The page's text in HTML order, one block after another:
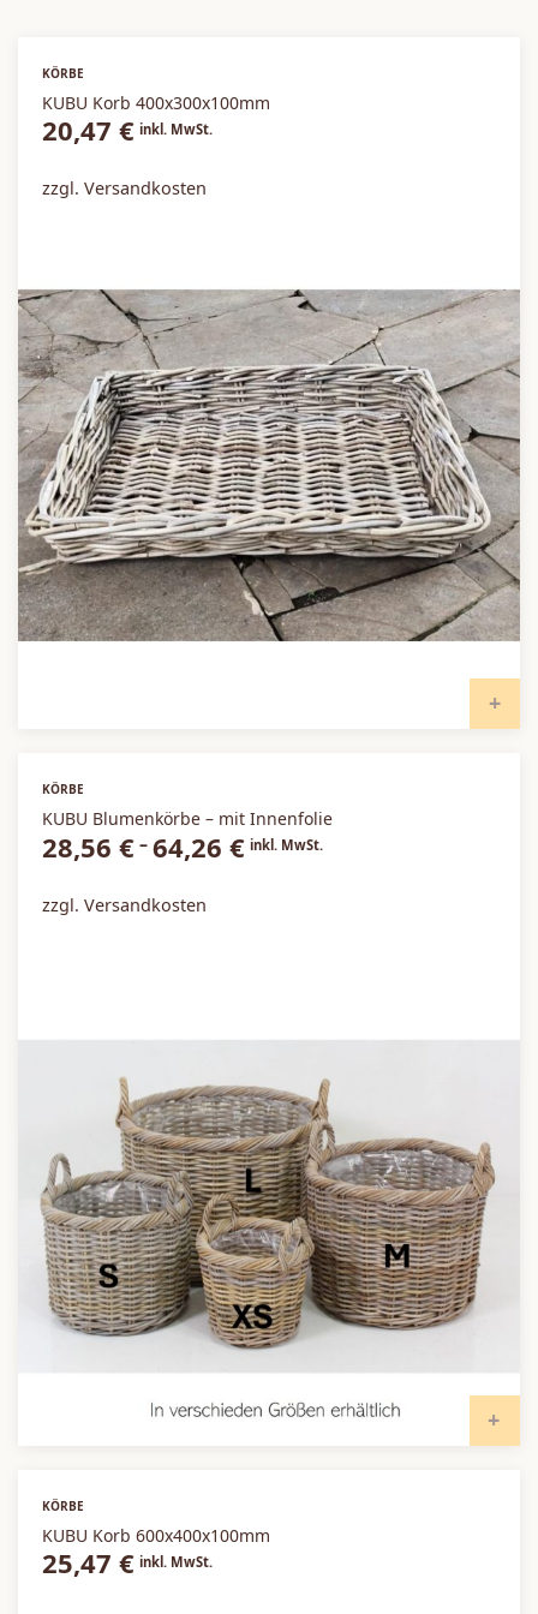
KÖRBE
KUBU Korb 400x300x100mm
20,47 € inkl. MwSt.
zzgl. Versandkosten
KÖRBE
KUBU Blumenkörbe – mit Innenfolie
28,56 € – 64,26 € inkl. MwSt.
zzgl. Versandkosten
KÖRBE
KUBU Korb 600x400x100mm
25,47 € inkl. MwSt.